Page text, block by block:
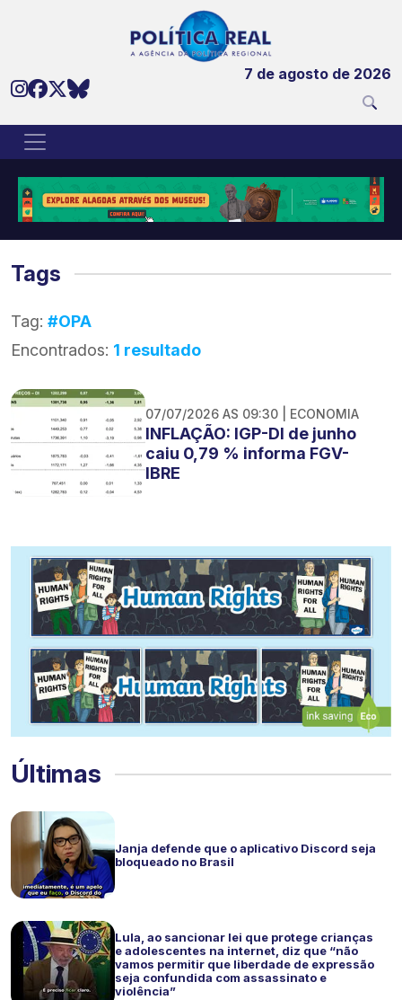
7 de agosto de 2026
Tags
Tag: #OPA
Encontrados: 1 resultado
07/07/2026 AS 09:30 | ECONOMIA
INFLAÇÃO: IGP-DI de junho
caiu 0,79 % informa FGV-
IBRE
Últimas
Janja defende que o aplicativo Discord seja
bloqueado no Brasil
Lula, ao sancionar lei que protege crianças
e adolescentes na internet, diz que “não
vamos permitir que liberdade de expressão
seja confundida com assassinato e
violência”